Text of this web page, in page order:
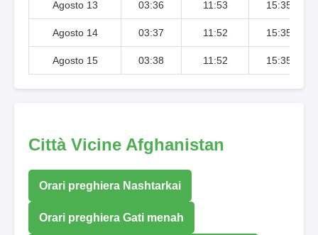
Agosto 13 03:36 11:53 15:35
Agosto 14 03:37 11:52 15:35
Agosto 15 03:38 11:52 15:35
Città Vicine Afghanistan
Orari preghiera Nashtarkai
Orari preghiera Gati menah